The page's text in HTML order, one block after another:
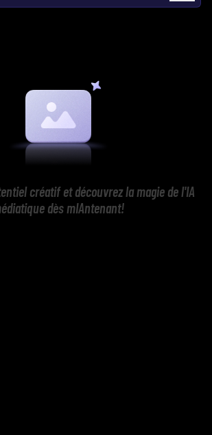
créatif et découvrez la magie de l'IA
dès mIAntenant!